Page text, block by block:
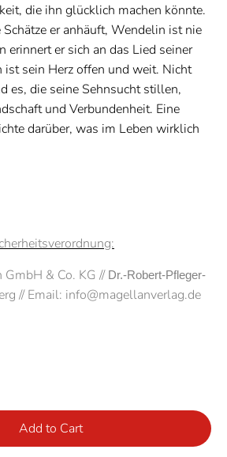
die ihn glücklich machen könnte.
er anhäuft, Wendelin ist nie
erinnert er sich an das Lied seiner
sein Herz offen und weit. Nicht
es, die seine Sehnsucht stillen,
und Verbundenheit. Eine
darüber, was im Leben wirklich
GmbH & Co. KG // Dr.-Robert-Pfleger-
// Email: info@magellanverlag.de
Add to Cart